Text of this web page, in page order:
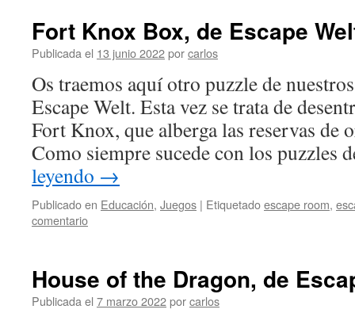
Fort Knox Box, de Escape
Publicada el 13 junio 2022porcarlos
Os traemos aquí otro puzzle de
Escape Welt. Esta vez se trata de
Fort Knox, que alberga las reservas de
Como siempre sucede con los puzzles
leyendo →
Publicado en Educación, Juegos | Etiquetadoescape room,
comentario
House of the Dragon, de
Publicada el 7 marzo 2022porcarlos